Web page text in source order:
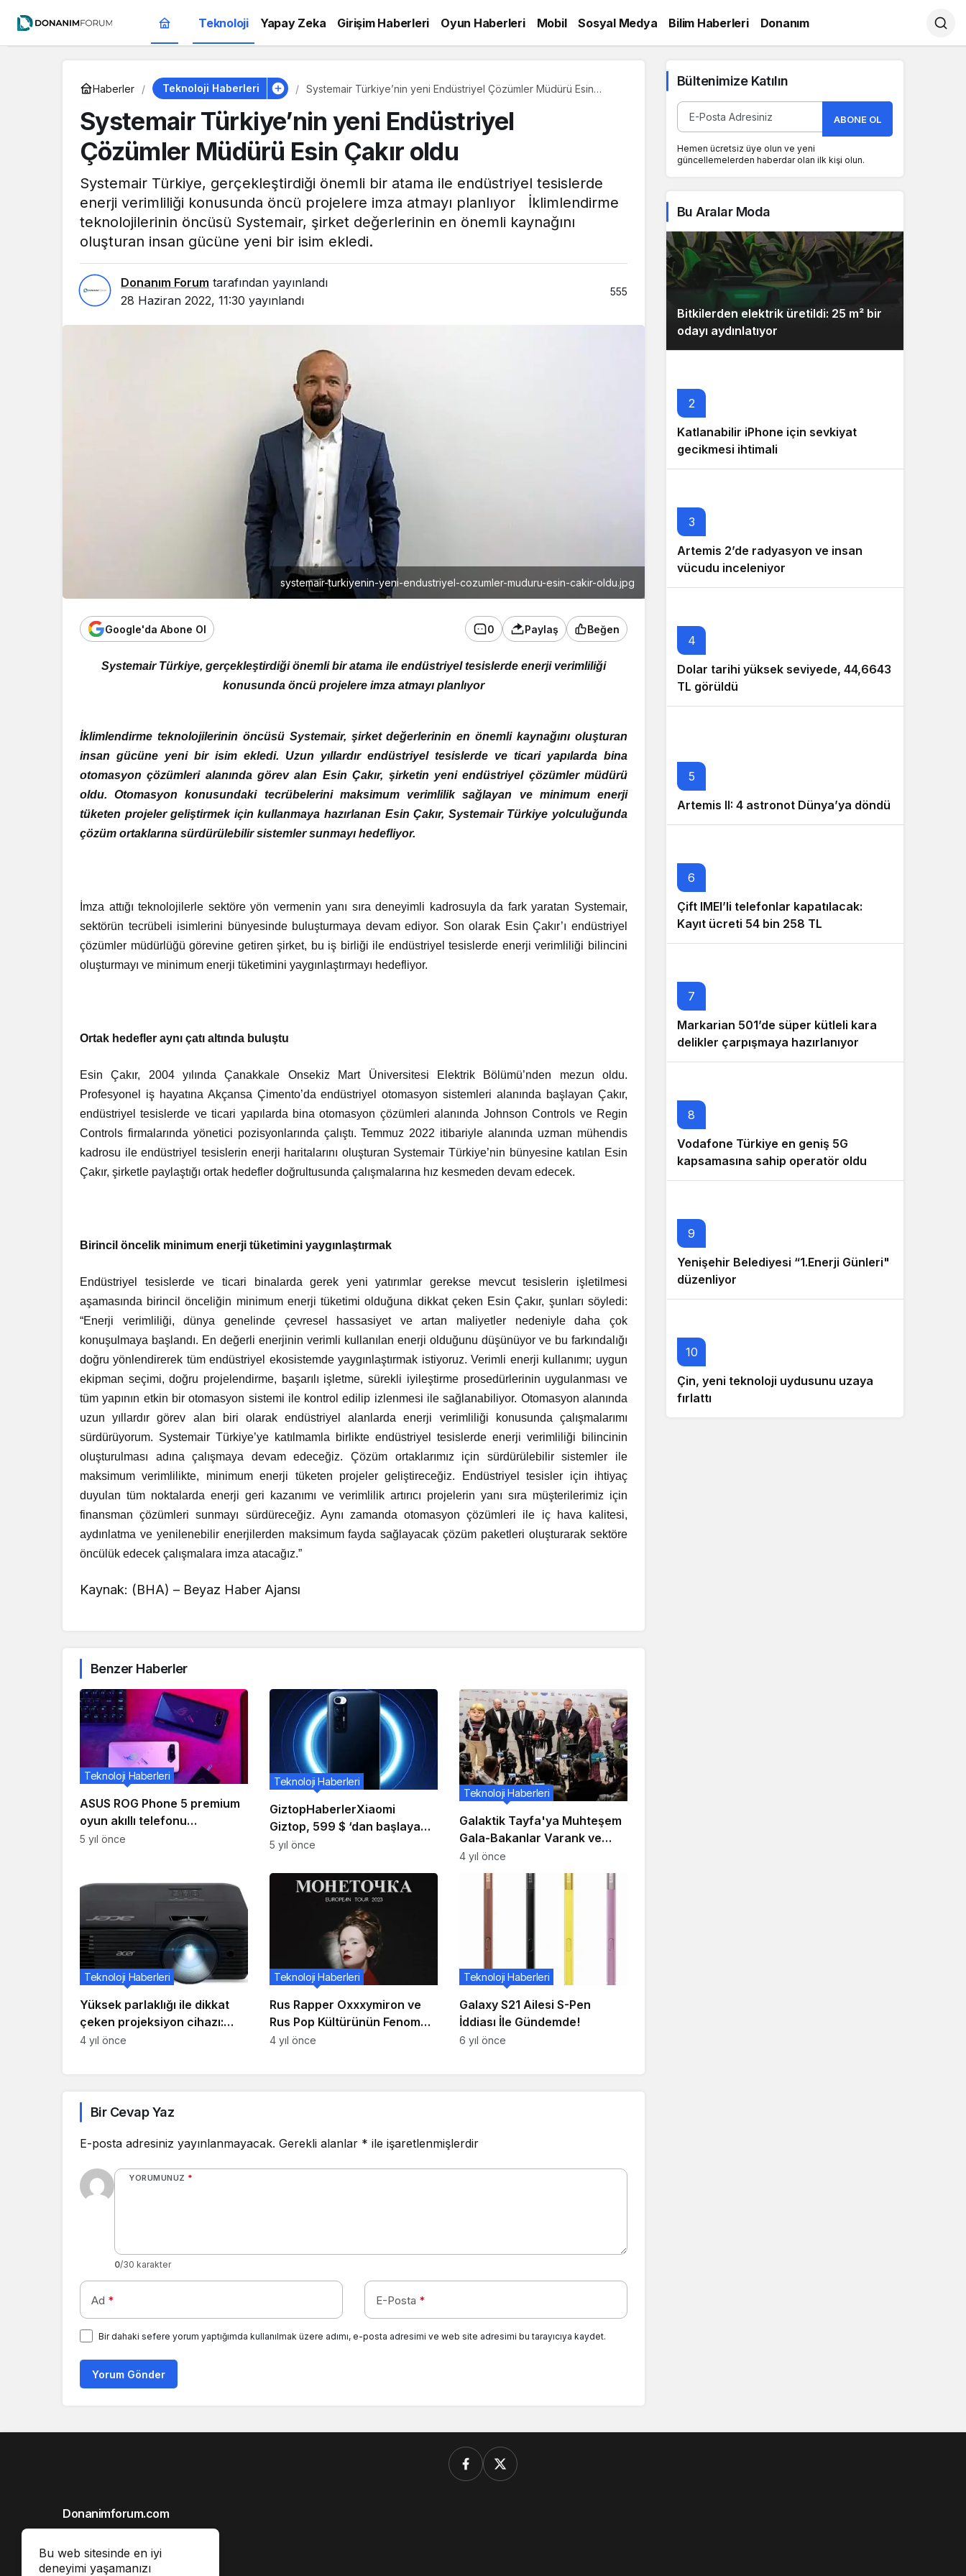
Teknoloji Yapay Zeka Girişim Haberleri Oyun Haberleri Mobil Sosyal Medya Bilim Haberleri Donanım
Haberler Teknoloji Haberleri
Systemair Türkiye’nin yeni Endüstriyel Çözümler Müdürü Esin
Systemair Türkiye’nin yeni Endüstriyel
Çözümler Müdürü Esin Çakır oldu
Systemair Türkiye, gerçekleştirdiği önemli bir atama ile endüstriyel tesislerde
enerji verimliliği konusunda öncü projelere imza atmayı planlıyor İklimlendirme
teknolojilerinin öncüsü Systemair, şirket değerlerinin en önemli kaynağını
oluşturan insan gücüne yeni bir isim ekledi.
Donanım Forum tarafından yayınlandı
28 Haziran 2022, 11:30 yayınlandı
555
systemair-turkiyenin-yeni-endustriyel-cozumler-muduru-esin-cakir-oldu.jpg
Google'da Abone Ol 0 Paylaş Beğen
Systemair Türkiye, gerçekleştirdiği önemli bir atama ile endüstriyel tesislerde enerji verimliliği
konusunda öncü projelere imza atmayı planlıyor
İklimlendirme teknolojilerinin öncüsü Systemair, şirket değerlerinin en önemli kaynağını oluşturan
insan gücüne yeni bir isim ekledi. Uzun yıllardır endüstriyel tesislerde ve ticari yapılarda bina
otomasyon çözümleri alanında görev alan Esin Çakır, şirketin yeni endüstriyel çözümler müdürü
oldu. Otomasyon konusundaki tecrübelerini maksimum verimlilik sağlayan ve minimum enerji
tüketen projeler geliştirmek için kullanmaya hazırlanan Esin Çakır, Systemair Türkiye yolculuğunda
çözüm ortaklarına sürdürülebilir sistemler sunmayı hedefliyor.
İmza attığı teknolojilerle sektöre yön vermenin yanı sıra deneyimli kadrosuyla da fark yaratan Systemair,
sektörün tecrübeli isimlerini bünyesinde buluşturmaya devam ediyor. Son olarak Esin Çakır’ı endüstriyel
çözümler müdürlüğü görevine getiren şirket, bu iş birliği ile endüstriyel tesislerde enerji verimliliği bilincini
oluşturmayı ve minimum enerji tüketimini yaygınlaştırmayı hedefliyor.
Ortak hedefler aynı çatı altında buluştu
Esin Çakır, 2004 yılında Çanakkale Onsekiz Mart Üniversitesi Elektrik Bölümü’nden mezun oldu.
Profesyonel iş hayatına Akçansa Çimento’da endüstriyel otomasyon sistemleri alanında başlayan Çakır,
endüstriyel tesislerde ve ticari yapılarda bina otomasyon çözümleri alanında Johnson Controls ve Regin
Controls firmalarında yönetici pozisyonlarında çalıştı. Temmuz 2022 itibariyle alanında uzman mühendis
kadrosu ile endüstriyel tesislerin enerji haritalarını oluşturan Systemair Türkiye’nin bünyesine katılan Esin
Çakır, şirketle paylaştığı ortak hedefler doğrultusunda çalışmalarına hız kesmeden devam edecek.
Birincil öncelik minimum enerji tüketimini yaygınlaştırmak
Endüstriyel tesislerde ve ticari binalarda gerek yeni yatırımlar gerekse mevcut tesislerin işletilmesi
aşamasında birincil önceliğin minimum enerji tüketimi olduğuna dikkat çeken Esin Çakır, şunları söyledi:
“Enerji verimliliği, dünya genelinde çevresel hassasiyet ve artan maliyetler nedeniyle daha çok
konuşulmaya başlandı. En değerli enerjinin verimli kullanılan enerji olduğunu düşünüyor ve bu farkındalığı
doğru yönlendirerek tüm endüstriyel ekosistemde yaygınlaştırmak istiyoruz. Verimli enerji kullanımı; uygun
ekipman seçimi, doğru projelendirme, başarılı işletme, sürekli iyileştirme prosedürlerinin uygulanması ve
tüm yapının etkin bir otomasyon sistemi ile kontrol edilip izlenmesi ile sağlanabiliyor. Otomasyon alanında
uzun yıllardır görev alan biri olarak endüstriyel alanlarda enerji verimliliği konusunda çalışmalarımı
sürdürüyorum. Systemair Türkiye’ye katılmamla birlikte endüstriyel tesislerde enerji verimliliği bilincinin
oluşturulması adına çalışmaya devam edeceğiz. Çözüm ortaklarımız için sürdürülebilir sistemler ile
maksimum verimlilikte, minimum enerji tüketen projeler geliştireceğiz. Endüstriyel tesisler için ihtiyaç
duyulan tüm noktalarda enerji geri kazanımı ve verimlilik artırıcı projelerin yanı sıra müşterilerimiz için
finansman çözümleri sunmayı sürdüreceğiz. Aynı zamanda otomasyon çözümleri ile iç hava kalitesi,
aydınlatma ve yenilenebilir enerjilerden maksimum fayda sağlayacak çözüm paketleri oluşturarak sektöre
öncülük edecek çalışmalara imza atacağız.”
Kaynak: (BHA) – Beyaz Haber Ajansı
Benzer Haberler
ASUS ROG Phone 5 premium
oyun akıllı telefonu
dayanıklılık testinde başarısız
Teknoloji Haberleri
5 yıl önce
GiztopHaberlerXiaomi
Giztop, 599 $ ‘dan başlayan
Xiaomi Mi 10S için Ön Sipariş
Teknoloji Haberleri
5 yıl önce
Galaktik Tayfa'ya Muhteşem
Gala-Bakanlar Varank ve
Ersoy da Heyecana Ortak
Oldu
Teknoloji Haberleri
4 yıl önce
Yüksek parlaklığı ile dikkat
çeken projeksiyon cihazı:
Acer X1328WH
Teknoloji Haberleri
4 yıl önce
Rus Rapper Oxxxymiron ve
Rus Pop Kültürünün Fenomeni
Monetochka'nin İstanbul
Teknoloji Haberleri
4 yıl önce
Galaxy S21 Ailesi S-Pen
İddiası İle Gündemde!
Teknoloji Haberleri
6 yıl önce
Bir Cevap Yaz
E-posta adresiniz yayınlanmayacak. Gerekli alanlar * ile işaretlenmişlerdir
YORUMUNUZ *
0/30 karakter
Ad * E-Posta *
Bir dahaki sefere yorum yaptığımda kullanılmak üzere adımı, e-posta adresimi ve web site adresimi bu tarayıcıya kaydet.
Yorum Gönder
Bültenimize Katılın
ABONE OL
Hemen ücretsiz üye olun ve yeni
güncellemelerden haberdar olan ilk kişi olun.
Bu Aralar Moda
Bitkilerden elektrik üretildi: 25 m² bir
odayı aydınlatıyor
2
Katlanabilir iPhone için sevkiyat
gecikmesi ihtimali
3
Artemis 2’de radyasyon ve insan
vücudu inceleniyor
4
Dolar tarihi yüksek seviyede, 44,6643
TL görüldü
5
Artemis II: 4 astronot Dünya’ya döndü
6
Çift IMEI’li telefonlar kapatılacak:
Kayıt ücreti 54 bin 258 TL
7
Markarian 501’de süper kütleli kara
delikler çarpışmaya hazırlanıyor
8
Vodafone Türkiye en geniş 5G
kapsamasına sahip operatör oldu
9
Yenişehir Belediyesi “1.Enerji Günleri"
düzenliyor
10
Çin, yeni teknoloji uydusunu uzaya
fırlattı
Bu web sitesinde en iyi
deneyimi yaşamanızı
Donanimforum.com
Gizlilik İlkeleri